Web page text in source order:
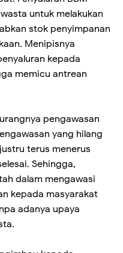
untuk melakukan
stok penyimpanan
Menipisnya
kepada
memicu antrean
pengawasan
yang hilang
terus menerus
Sehingga,
dalam mengawasi
kepada masyarakat
adanya upaya